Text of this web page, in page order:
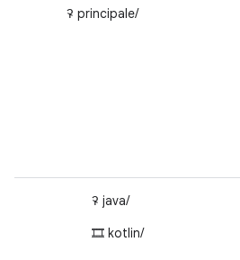
ꛭ principale/
ꛭ java/
🎞 kotlin/